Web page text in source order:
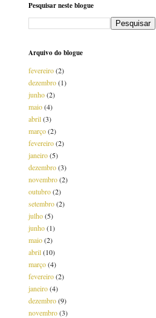
Pesquisar neste blogue
Arquivo do blogue
fevereiro(2)
dezembro(1)
junho(2)
maio(4)
abril(3)
março(2)
fevereiro(2)
janeiro(5)
dezembro(3)
novembro(2)
outubro(2)
setembro(2)
julho(5)
junho(1)
maio(2)
abril(10)
março(4)
fevereiro(2)
janeiro(4)
dezembro(9)
novembro(3)